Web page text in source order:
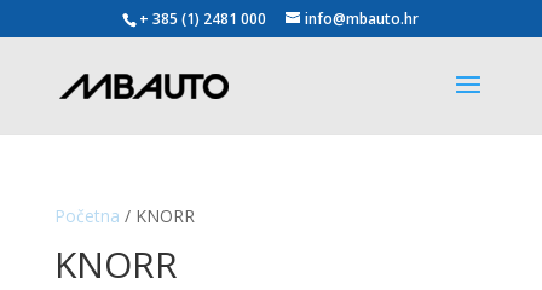
+ 385 (1) 2481 000 info@mbauto.hr
Početna / KNORR
KNORR